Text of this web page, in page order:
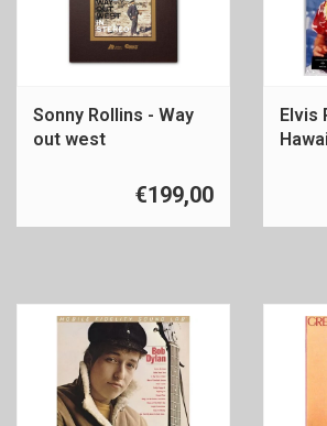
Sonny Rollins - Way
out west
€199,00
Elvis